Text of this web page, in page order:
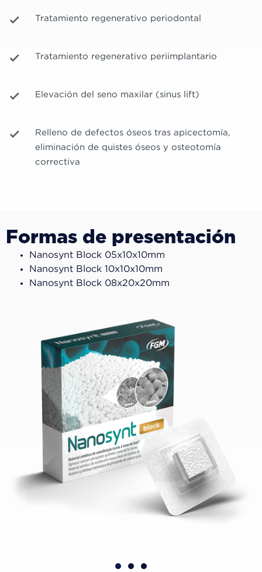
Tratamiento regenerativo periodontal
Tratamiento regenerativo periimplantario
Elevación del seno maxilar (sinus lift)
Relleno de defectos óseos tras apicectomía,
eliminación de quistes óseos y osteotomía
correctiva
Formas de presentación
Nanosynt Block 05x10x10mm
Nanosynt Block 10x10x10mm
Nanosynt Block 08x20x20mm